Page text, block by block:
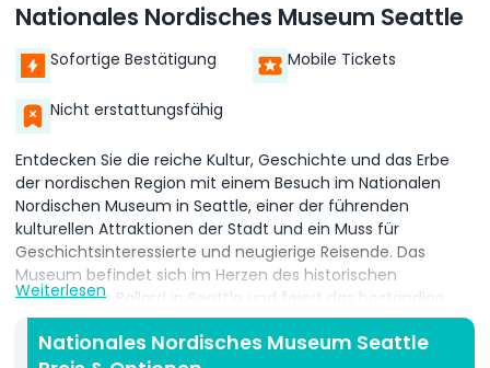
Nationales Nordisches Museum Seattle
Sofortige Bestätigung Mobile Tickets
Nicht erstattungsfähig
Entdecken Sie die reiche Kultur, Geschichte und das Erbe
der nordischen Region mit einem Besuch im Nationalen
Nordischen Museum in Seattle, einer der führenden
kulturellen Attraktionen der Stadt und ein Muss für
Geschichtsinteressierte und neugierige Reisende. Das
Museum befindet sich im Herzen des historischen
Stadtviertels Ballard in Seattle und feiert das beständige
Erbe und die Innovation der fünf nordischen Länder
Dänemark, Finnland, Island, Norwegen und Schweden,
Weiterlesen
Nationales Nordisches Museum Seattle